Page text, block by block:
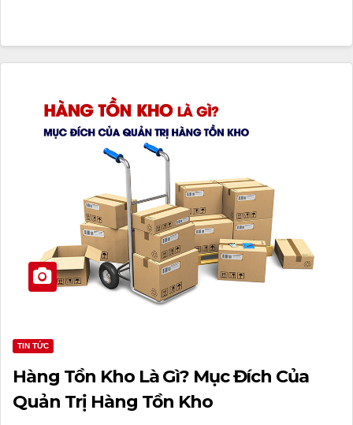
TIN TỨC
Hàng Tồn Kho Là Gì? Mục Đích Của
Quản Trị Hàng Tồn Kho